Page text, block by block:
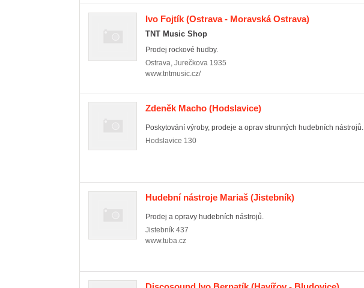
Ivo Fojtík (Ostrava - Moravská Ostrava)
TNT Music Shop
Prodej rockové hudby.
Ostrava, Jurečkova 1935
www.tntmusic.cz/
Zdeněk Macho (Hodslavice)
Poskytování výroby, prodeje a oprav strunných hudebních nástrojů.
Hodslavice 130
Hudební nástroje Mariaš (Jistebník)
Prodej a opravy hudebních nástrojů.
Jistebník 437
www.tuba.cz